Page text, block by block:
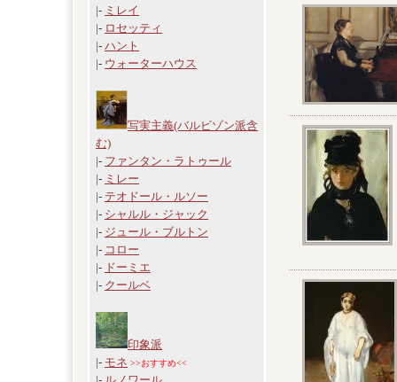
|- ミレイ
|- ロセッティ
|- ハント
|- ウォーターハウス
写実主義(バルビゾン派含
む)
|- ファンタン・ラトゥール
|- ミレー
|- テオドール・ルソー
|- シャルル・ジャック
|- ジュール・ブルトン
|- コロー
|- ドーミエ
|- クールベ
印象派
|- モネ >>おすすめ<<